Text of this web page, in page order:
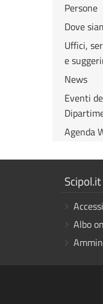
Persone
Dove
Uffici,
e
News
Eventi
Agenda
Mostra
link
Scipol.it
Albo